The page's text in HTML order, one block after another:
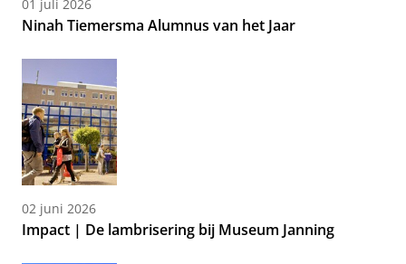
01 juli 2026
Ninah Tiemersma Alumnus van het Jaar
02 juni 2026
Impact | De lambrisering bij Museum Janning